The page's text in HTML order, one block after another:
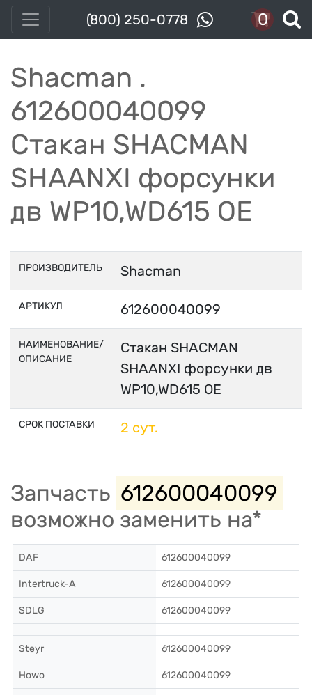
(800) 250-0778 0
Shacman .
612600040099
Стакан SHACMAN
SHAANXI форсунки
дв WP10,WD615 OE
ПРОИЗВОДИТЕЛЬ Shacman
АРТИКУЛ 612600040099
НАИМЕНОВАНИЕ/
ОПИСАНИЕ
Стакан SHACMAN
SHAANXI форсунки дв
WP10,WD615 OE
СРОК ПОСТАВКИ 2 сут.
Запчасть 612600040099
возможно заменить на*
DAF 612600040099
Intertruck-A 612600040099
SDLG 612600040099
Steyr 612600040099
Howo 612600040099